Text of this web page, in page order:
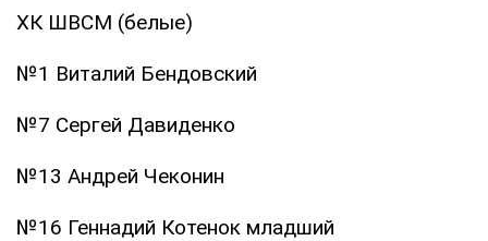
ХК ШВСМ (белые)
№1 Виталий Бендовский
№7 Сергей Давиденко
№13 Андрей Чеконин
№16 Геннадий Котенок младший